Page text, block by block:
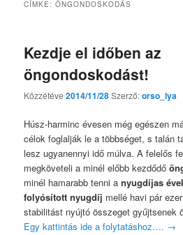
CÍMKE:ÖNGONDOSKODÁS
Kezdje el időben az
öngondoskodást!
Közzétéve2014/11/28Szerző:orso_lya
Húsz-harminc évesen még egészen
célok foglalják le a többséget, s talán
lesz ugyanennyi idő múlva. A felelős
megköveteli a minél előbb kezdődő
minél hamarabb tenni anyugdíjas
folyósított nyugdíj mellé havi pár
stabilitást nyújtó összeget gyűjtsenek
Egy kattintás ide a folytatáshoz…. →